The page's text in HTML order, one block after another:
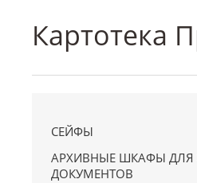
Картотека
СЕЙФЫ
АРХИВНЫЕ ШКАФЫ ДЛЯ
ДОКУМЕНТОВ